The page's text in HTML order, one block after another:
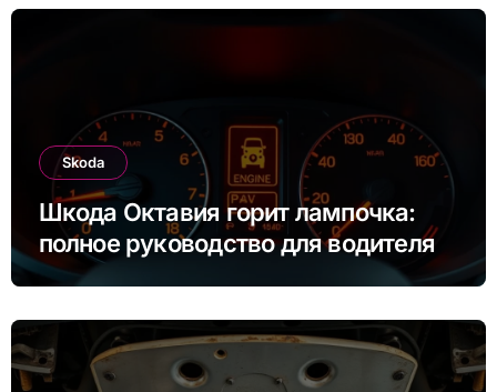
Skoda
Шкода Октавия горит лампочка:
полное руководство для водителя